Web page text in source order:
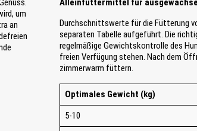
um
an
Alleinfuttermittel für
Durchschnittswerte für die Fütterung
separaten Tabelle aufgeführt. Die
regelmäßige Gewichtskontrolle des
freien Verfügung stehen. Nach dem
zimmerwarm füttern.
Optimales Gewicht (kg)
5-10